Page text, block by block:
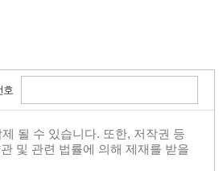
호